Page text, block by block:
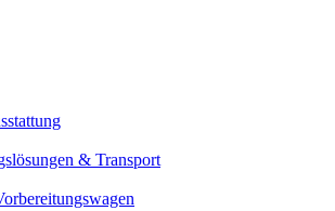
& Transport